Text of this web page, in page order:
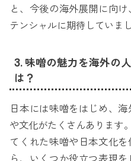
と、今後の海外展開に向
テンシャルに期待していまし
3. 味噌の魅力を海外の
は？
日本には味噌をはじめ、
や文化がたくさんあります
てくれた味噌や日本文化